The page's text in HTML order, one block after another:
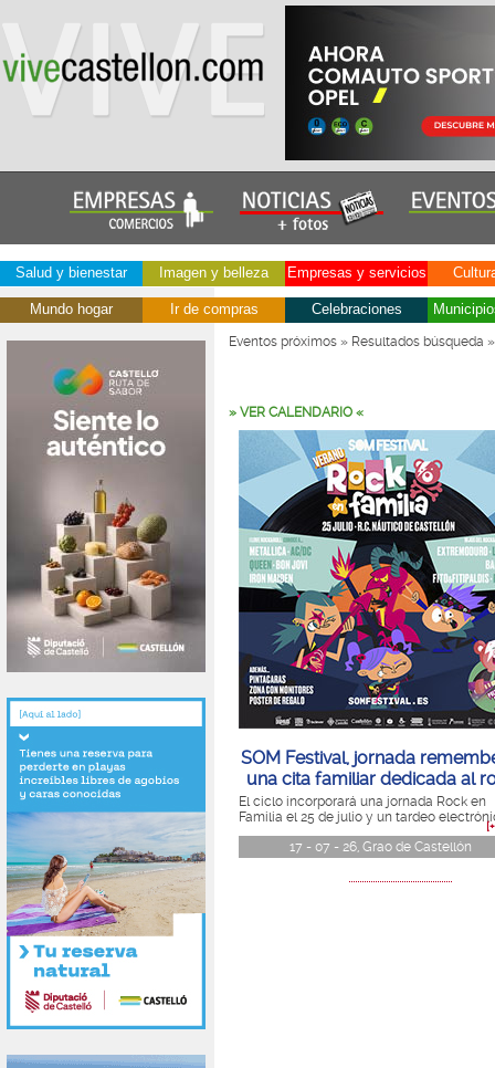
Salud y bienestar Imagen y belleza Empresas y servicios
Mundo hogar Ir de compras Celebraciones
Eventos próximos » Resultados búsqueda
» VER CALENDARIO «
SOM Festival, jornada
una cita familiar dedicada al
El ciclo incorporará una jornada Rock en
Familia el 25 de julio y un tardeo
17 - 07 - 26, Grao de Castellón